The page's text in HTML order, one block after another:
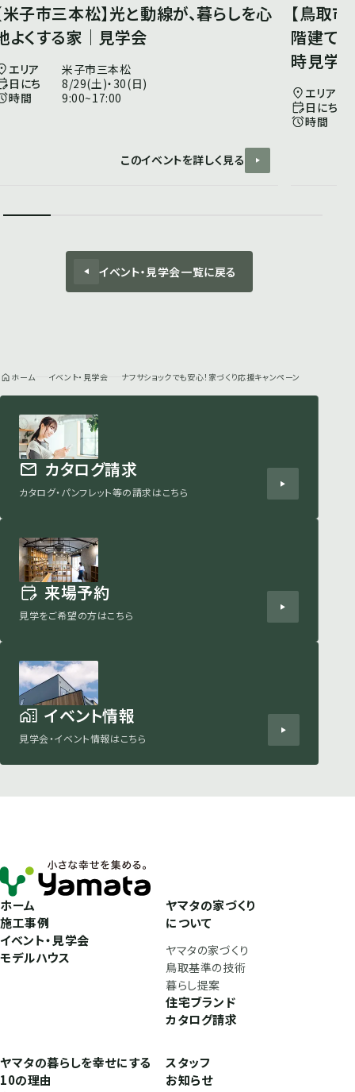
米子市三本松】光と動線が、暮らしを心
よくする家｜見学会
エリア
米子市三本松
日にち
8/29(土)・30(日)
時間
9:00~17:00
このイベントを詳しく見る
【鳥取
階建て
時見
エリア
日にち
時間
イベント・見学会一覧に戻る
ホーム イベント・見学会 ナフサショックでも安心！家づくり応援キャンペーン
カタログ請求
カタログ・パンフレット等の請求はこちら
来場予約
見学をご希望の方はこちら
イベント情報
見学会・イベント情報はこちら
ホーム
施工事例
イベント・見学会
モデルハウス
ヤマタの家づくり
について
ヤマタの家づくり
鳥取基準の技術
暮らし提案
住宅ブランド
カタログ請求
ヤマタの暮らしを幸せにする
10の理由
スタッフ
お知らせ